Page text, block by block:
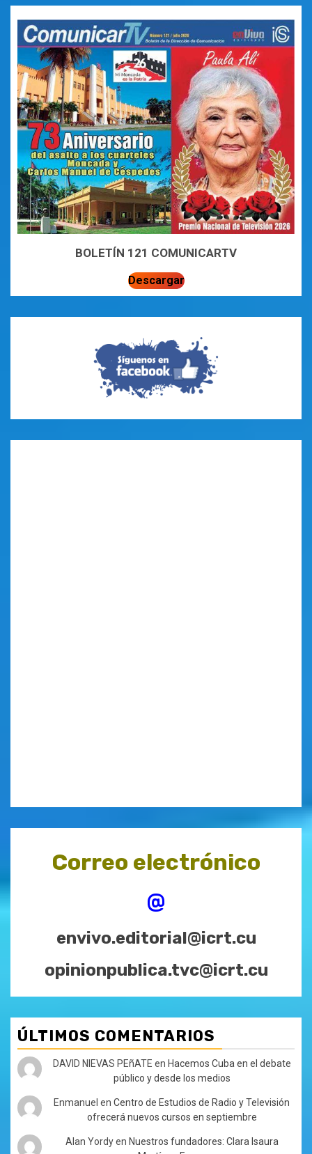
BOLETÍN 121 COMUNICARTV
Descargar
Correo electrónico
@
envivo.editorial@icrt.cu
opinionpublica.tvc@icrt.cu
ÚLTIMOS COMENTARIOS
DAVID NIEVAS PEñATE en Hacemos Cuba en el debate
público y desde los medios
Enmanuel enCentro de Estudios de Radio y Televisión
ofrecerá nuevos cursos en septiembre
Alan Yordyen Nuestros fundadores: Clara Isaura